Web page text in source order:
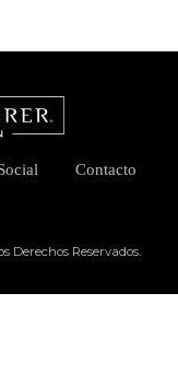
Contacto
Derechos Reservados.